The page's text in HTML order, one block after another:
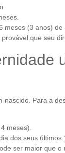
meses (3 anos) de
que seu
Para a
meses).
dos seus
ser maior que o